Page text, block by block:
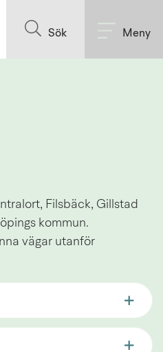
Sök Meny
Filsbäck, Gillstad
kommun.
vägar utanför